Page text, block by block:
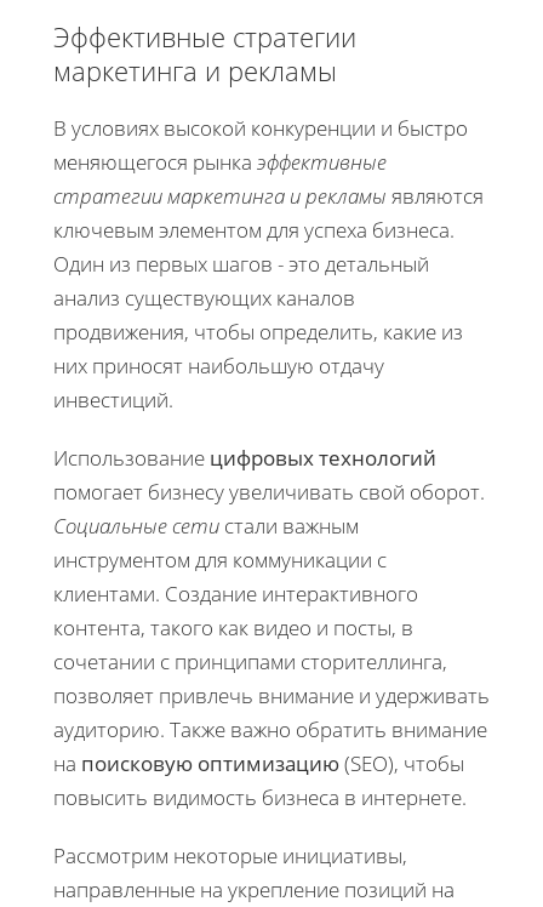
Эффективные стратегии
маркетинга и рекламы
В условиях высокой конкуренции и быстро
меняющегося рынка эффективные
стратегии маркетинга и рекламы являются
ключевым элементом для успеха бизнеса.
Один из первых шагов - это детальный
анализ существующих каналов
продвижения, чтобы определить, какие из
них приносят наибольшую отдачу
инвестиций.
Использование цифровых технологий
помогает бизнесу увеличивать свой оборот.
Социальные сети стали важным
инструментом для коммуникации с
клиентами. Создание интерактивного
контента, такого как видео и посты, в
сочетании с принципами сторителлинга,
позволяет привлечь внимание и удерживать
аудиторию. Также важно обратить внимание
на поисковую оптимизацию(SEO), чтобы
повысить видимость бизнеса в интернете.
Рассмотрим некоторые инициативы,
направленные на укрепление позиций на